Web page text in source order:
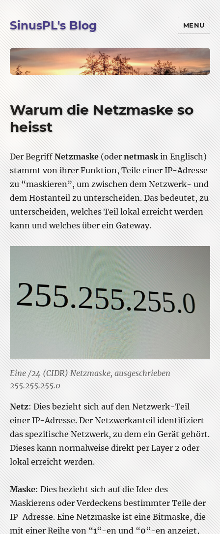
SinusPL's Blog MENU
Warum die Netzmaske so
heisst
Der BegriffNetzmaske (oder netmaskin Englisch)
stammt von ihrer Funktion, Teile einer IP-Adresse
zu “maskieren”, um zwischen dem Netzwerk- und
dem Hostanteil zu unterscheiden. Das bedeutet, zu
unterscheiden, welches Teil lokal erreicht werden
kann und welches über ein Gateway.
Eine /24 (CIDR) Netzmaske, ausgeschrieben
255.255.255.0
Netz: Dies bezieht sich auf den Netzwerk-Teil
einer IP-Adresse. Der Netzwerkanteil identifiziert
das spezifische Netzwerk, zu dem ein Gerät gehört.
Dieses kann normalweise direkt per Layer 2 oder
lokal erreicht werden.
Maske: Dies bezieht sich auf die Idee des
Maskierens oder Verdeckens bestimmter Teile der
IP-Adresse. Eine Netzmaske ist eine Bitmaske, die
mit einer Reihe von “1“-en und “0“-en anzeigt,